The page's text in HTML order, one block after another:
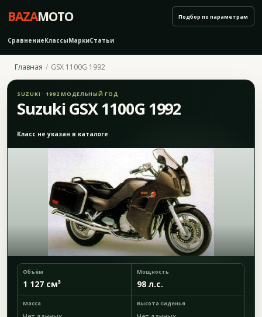
BAZAMOTO
СравнениеКлассыМаркиСтатьи
Подбор по параметрам
Главная GSX 1100G 1992
SUZUKI · 1992 МОДЕЛЬНЫЙ ГОД
Suzuki GSX 1100G 1992
Класс не указан в каталоге
Объём
1 127 см³
Мощность
98 л.с.
Масса Высота сиденья